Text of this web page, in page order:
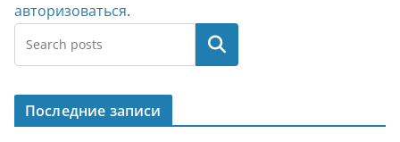
авторизоваться.
Поиск
Последние записи